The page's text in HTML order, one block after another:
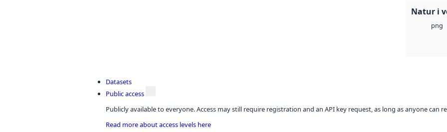
Natur i
png
Datasets
Public access
Publicly available to everyone. Access may still require registration and an API key request, as long as anyone can
Read more about access levels here